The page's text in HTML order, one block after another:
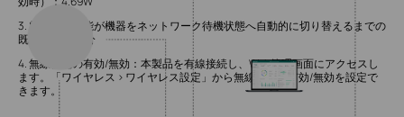
3. 電源管理機能が機器をネットワーク待機状態へ自動的に切り替えるまでの
既定時間：20分
4. 無線機能の有効/無効：本製品を有線接続し、Web管理画面にアクセスし
ます。「ワイヤレス > ワイヤレス設定」から無線機能の有効/無効を設定で
きます。